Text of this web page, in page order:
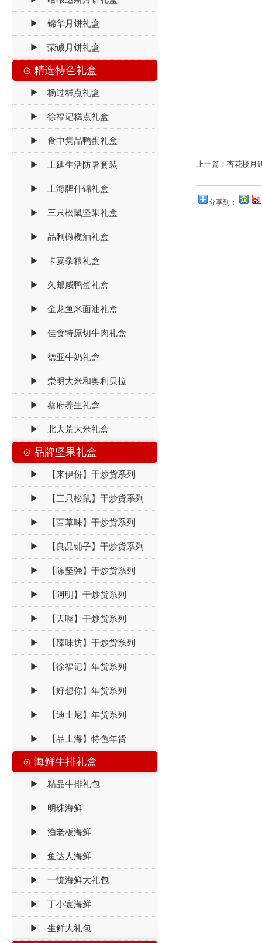
上一篇： 杏花楼月
分享到：
▶ 锦华月饼礼盒
▶ 荣诚月饼礼盒
⊙ 精选特色礼盒
▶ 杨过糕点礼盒
▶ 徐福记糕点礼盒
▶ 食中隽品鸭蛋礼盒
▶ 上延生活防暑套装
▶ 上海牌什锦礼盒
▶ 三只松鼠坚果礼盒
▶ 品利橄榄油礼盒
▶ 卡宴杂粮礼盒
▶ 久邮咸鸭蛋礼盒
▶ 金龙鱼米面油礼盒
▶ 佳食特原切牛肉礼盒
▶ 德亚牛奶礼盒
▶ 崇明大米和奥利贝拉
▶ 蔡府养生礼盒
▶ 北大荒大米礼盒
⊙ 品牌坚果礼盒
▶ 【来伊份】干炒货系列
▶ 【三只松鼠】干炒货系列
▶ 【百草味】干炒货系列
▶ 【良品铺子】干炒货系列
▶ 【陈坚强】干炒货系列
▶ 【阿明】干炒货系列
▶ 【天喔】干炒货系列
▶ 【臻味坊】干炒货系列
▶ 【徐福记】年货系列
▶ 【好想你】年货系列
▶ 【迪士尼】年货系列
▶ 【品上海】特色年货
⊙ 海鲜牛排礼盒
▶ 精品牛排礼包
▶ 明珠海鲜
▶ 渔老板海鲜
▶ 鱼达人海鲜
▶ 一统海鲜大礼包
▶ 丁小宴海鲜
▶ 生鲜大礼包